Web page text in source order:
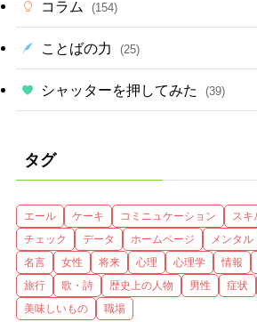
コラム (154)
ことばの力 (25)
シャッターを押してみた (39)
タグ
エール ケーキ コミニュケーション スキ
チェック
データ ホームページ メンタル
名言
女性 将来 心理 心理学 情報
旅行
歌・詩 歴史上の人物 男性 症状
美味しいもの
職場